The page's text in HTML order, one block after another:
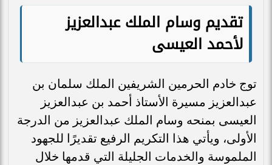
تقديم وسام الملك عبدالعزيز
لأحمد العيسى
توج خادم الحرمين الشريفين الملك سلمان بن
عبدالعزيز مسيرة الأستاذ أحمد بن عبدالعزيز
العيسى بمنحه وسام الملك عبدالعزيز من الدرجة
الأولى، ويأتي هذا التكريم الرفيع تقديرًا للجهود
الملموسة والخدمات الجليلة التي قدمها خلال